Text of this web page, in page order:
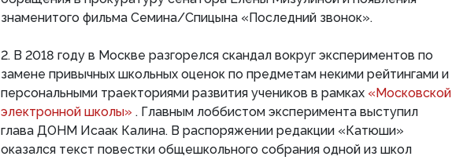
знаменитого фильма Семина/Спицына «Последний звонок».
2. В 2018 году в Москве разгорелся скандал вокруг экспериментов по
замене привычных школьных оценок по предметам некими рейтингами и
персональными траекториями развития учеников в рамках «Московской
электронной школы» . Главным лоббистом эксперимента выступил
глава ДОНМ Исаак Калина. В распоряжении редакции «Катюши»
оказался текст повестки общешкольного собрания одной из школ